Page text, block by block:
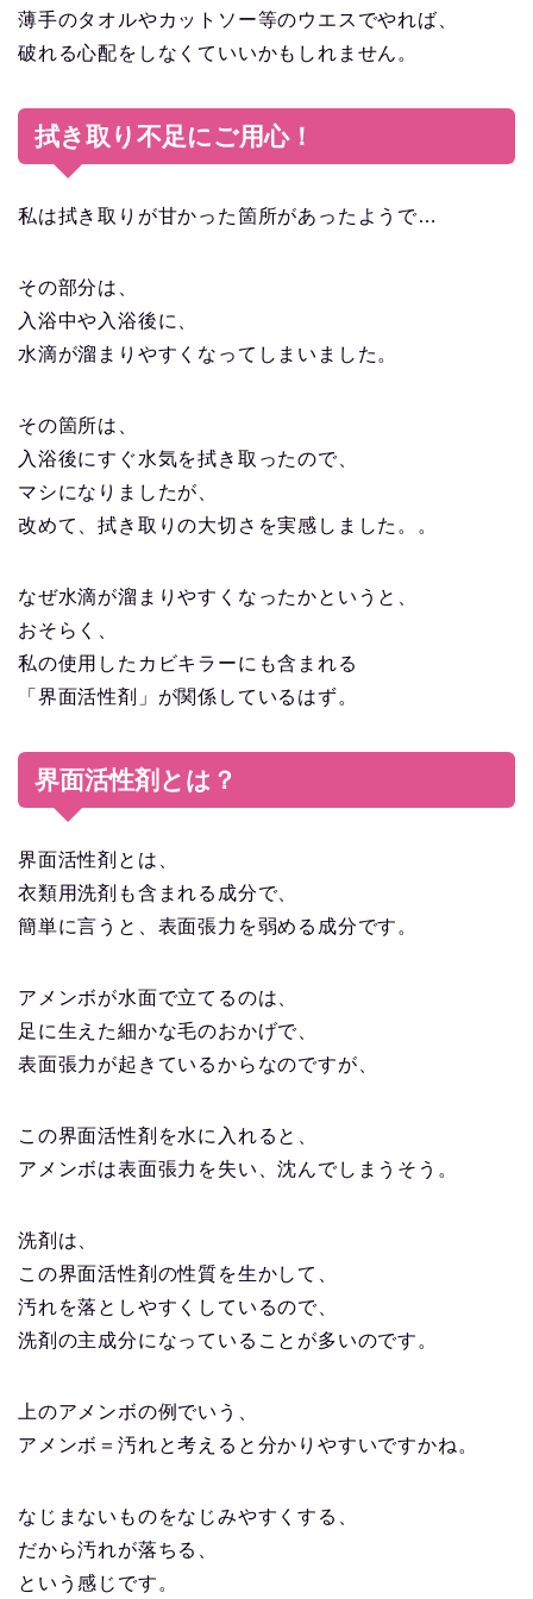
薄手のタオルやカットソー等のウエスでやれば、
破れる心配をしなくていいかもしれません。
拭き取り不足にご用心！
私は拭き取りが甘かった箇所があったようで…
その部分は、
入浴中や入浴後に、
水滴が溜まりやすくなってしまいました。
その箇所は、
入浴後にすぐ水気を拭き取ったので、
マシになりましたが、
改めて、拭き取りの大切さを実感しました。。
なぜ水滴が溜まりやすくなったかというと、
おそらく、
私の使用したカビキラーにも含まれる
「界面活性剤」が関係しているはず。
界面活性剤とは？
界面活性剤とは、
衣類用洗剤も含まれる成分で、
簡単に言うと、表面張力を弱める成分です。
アメンボが水面で立てるのは、
足に生えた細かな毛のおかげで、
表面張力が起きているからなのですが、
この界面活性剤を水に入れると、
アメンボは表面張力を失い、沈んでしまうそう。
洗剤は、
この界面活性剤の性質を生かして、
汚れを落としやすくしているので、
洗剤の主成分になっていることが多いのです。
上のアメンボの例でいう、
アメンボ＝汚れと考えると分かりやすいですかね。
なじまないものをなじみやすくする、
だから汚れが落ちる、
という感じです。